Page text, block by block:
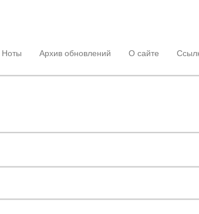
Ноты Архив обновлений О сайте